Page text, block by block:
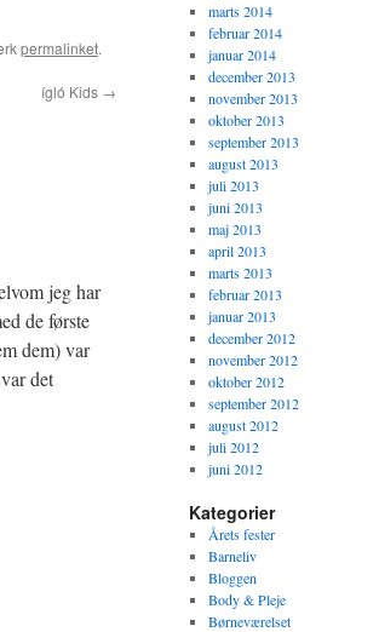
permalinket.
ígló Kids →
jeg har
de første
dem) var
det
marts 2014
februar 2014
januar 2014
december 2013
november 2013
oktober 2013
september 2013
august 2013
juli 2013
juni 2013
maj 2013
april 2013
marts 2013
februar 2013
januar 2013
december 2012
november 2012
oktober 2012
september 2012
august 2012
juli 2012
juni 2012
Kategorier
Årets fester
Barneliv
Bloggen
Body & Pleje
Børneværelset